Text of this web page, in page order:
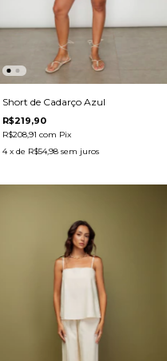
Short de Cadarço Azul
R$219,90
R$208,91 com Pix
4 x de R$54,98 sem juros